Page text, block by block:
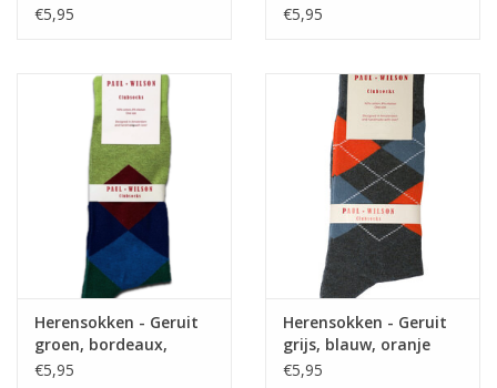
€5,95
€5,95
Herensokken - Geruit
groen, bordeaux,
blauw
€5,95
Herensokken - Geruit
grijs, blauw, oranje
€5,95